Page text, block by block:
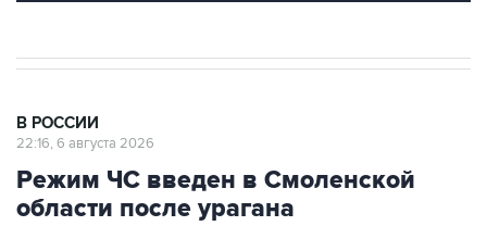
В РОССИИ
22:16, 6 августа 2026
Режим ЧС введен в Смоленской
области после урагана